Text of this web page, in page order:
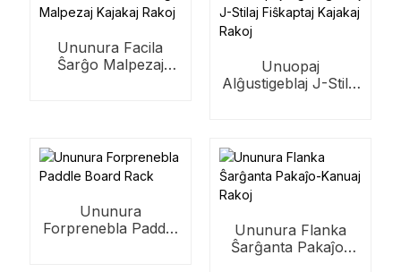
Ununura Facila
Ŝarĝo Malpezaj
Unuopaj
Alĝustigeblaj J-Stilaj
Ununura
Forprenebla Paddle
Ununura Flanka
Ŝarĝanta Pakaĵo-